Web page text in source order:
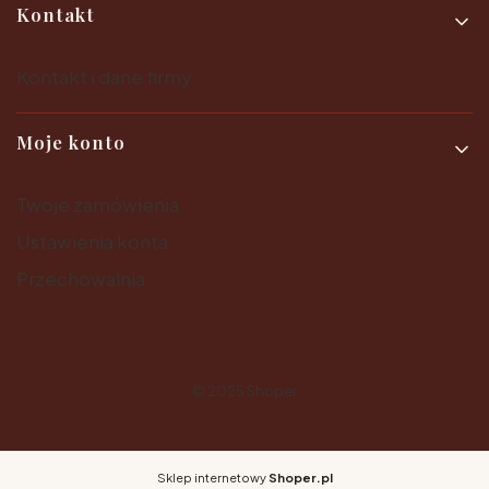
Kontakt
Moje konto
Sklep internetowy Shoper.pl